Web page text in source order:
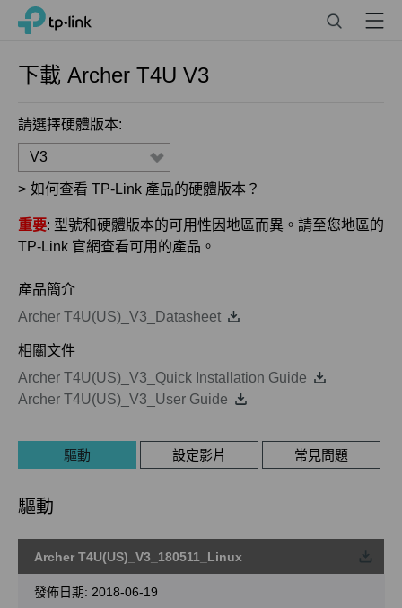
Click
navigation
TP-Link, Reliably Smart Menu
下載 Archer T4U V3
請選擇硬體版本:
V3
> 如何查看 TP-Link 產品的硬體版本？
重要: 型號和硬體版本的可用性因地區而異。請至您地區的
TP-Link 官網查看可用的產品。
產品簡介
Archer T4U(US)_V3_Datasheet
相關文件
Archer T4U(US)_V3_Quick Installation Guide
Archer T4U(US)_V3_User Guide
驅動 設定影片 常見問題
驅動
Archer T4U(US)_V3_180511_Linux
發佈日期: 2018-06-19